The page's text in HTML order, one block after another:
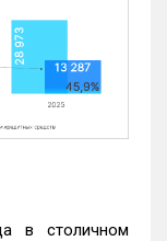
в столичном